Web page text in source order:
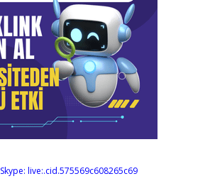
Skype: live:.cid.575569c608265c69